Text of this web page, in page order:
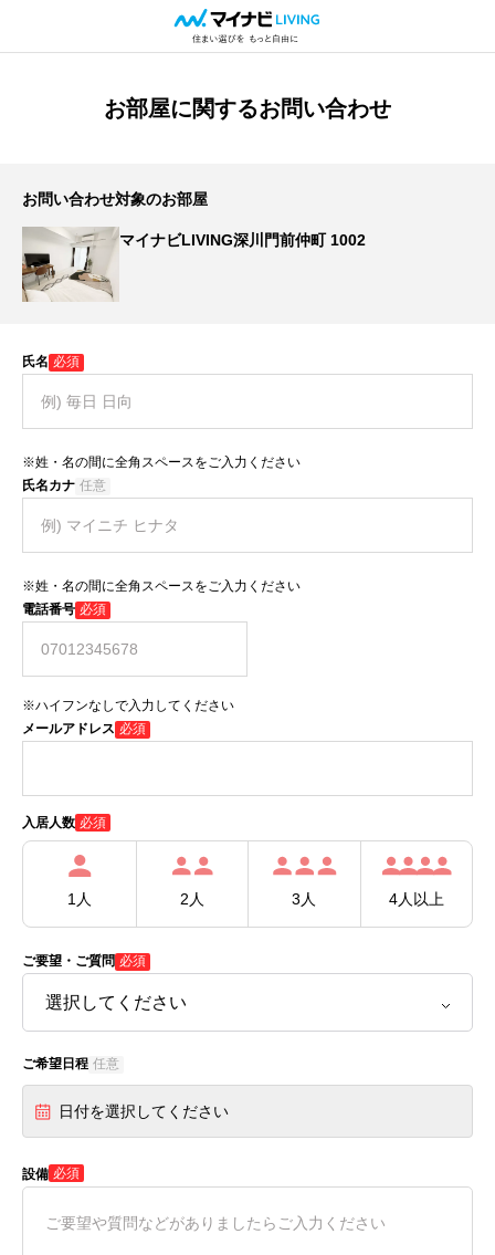
お部屋に関するお問い合わせ
お問い合わせ対象のお部屋
マイナビLIVING深川門前仲町 1002
氏名 必須
※姓・名の間に全角スペースをご入力ください
氏名カナ 任意
※姓・名の間に全角スペースをご入力ください
電話番号 必須
※ハイフンなしで入力してください
メールアドレス 必須
入居人数 必須
1人 2人 3人 4人以上
ご要望・ご質問 必須
ご希望日程 任意
日付を選択してください
設備 必須